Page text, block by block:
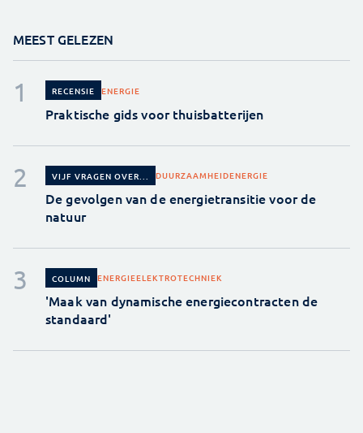
MEEST GELEZEN
RECENSIE ENERGIE
Praktische gids voor thuisbatterijen
VIJF VRAGEN OVER... DUURZAAMHEIDENERGIE
De gevolgen van de energietransitie voor de
natuur
COLUMN ENERGIEELEKTROTECHNIEK
'Maak van dynamische energiecontracten de
standaard'